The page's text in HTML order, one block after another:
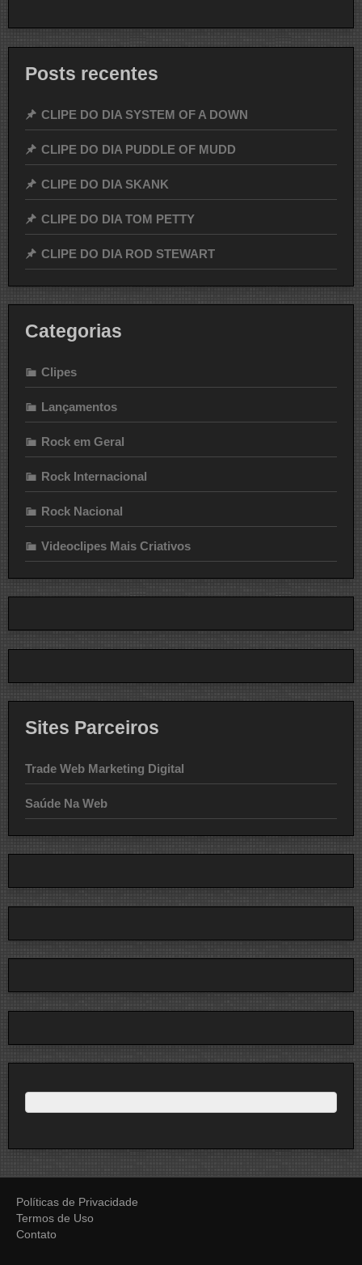
Posts recentes
CLIPE DO DIA SYSTEM OF A DOWN
CLIPE DO DIA PUDDLE OF MUDD
CLIPE DO DIA SKANK
CLIPE DO DIA TOM PETTY
CLIPE DO DIA ROD STEWART
Categorias
Clipes
Lançamentos
Rock em Geral
Rock Internacional
Rock Nacional
Videoclipes Mais Criativos
Sites Parceiros
Trade Web Marketing Digital
Saúde Na Web
Políticas de Privacidade
Termos de Uso
Contato